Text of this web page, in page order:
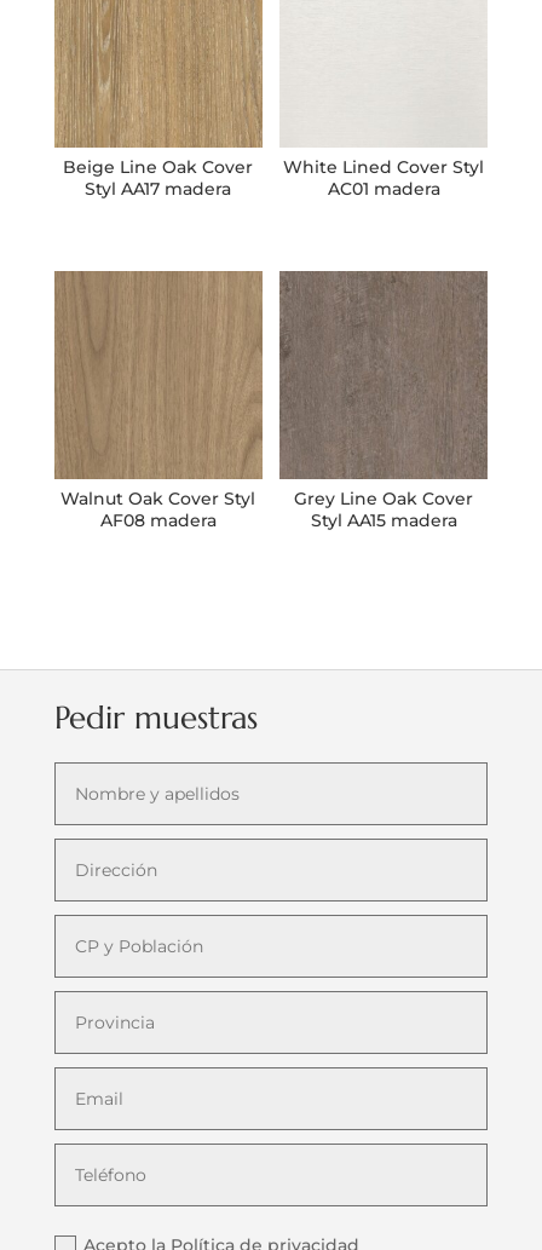
Beige Line Oak Cover
Styl AA17 madera
White Lined Cover Styl
AC01 madera
Walnut Oak Cover Styl
AF08 madera
Grey Line Oak Cover
Styl AA15 madera
Pedir muestras
Acepto la Política de privacidad